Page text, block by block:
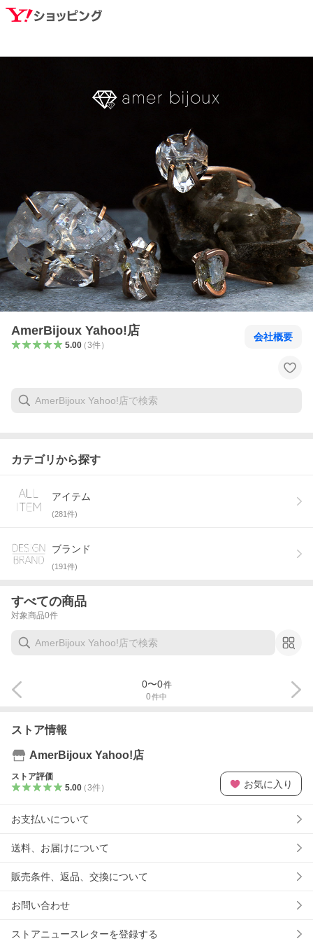
AmerBijoux Yahoo!店
5.00（3件）
会社概要
カテゴリから探す
アイテム
(281件)
ブランド
(191件)
すべての商品
対象商品0件
0件中
0〜0件
ストア情報
AmerBijoux Yahoo!店
ストア評価
5.00（3件） お気に入り
お支払いについて
送料、お届けについて
販売条件、返品、交換について
お問い合わせ
ストアニュースレターを登録する